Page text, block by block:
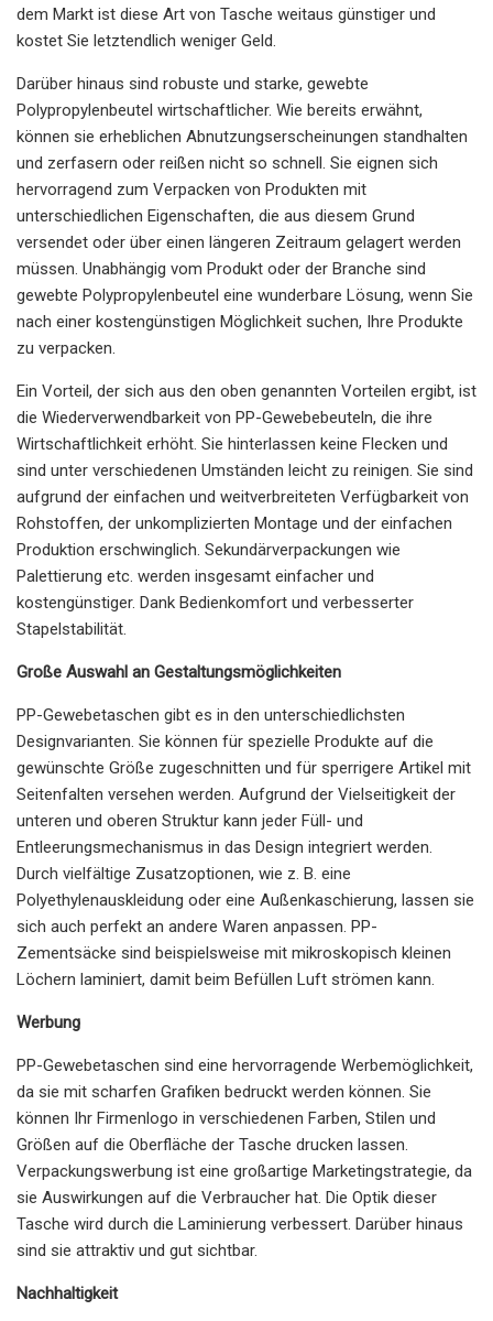
dem Markt ist diese Art von Tasche weitaus günstiger und
kostet Sie letztendlich weniger Geld.
Darüber hinaus sind robuste und starke, gewebte
Polypropylenbeutel wirtschaftlicher. Wie bereits erwähnt,
können sie erheblichen Abnutzungserscheinungen standhalten
und zerfasern oder reißen nicht so schnell. Sie eignen sich
hervorragend zum Verpacken von Produkten mit
unterschiedlichen Eigenschaften, die aus diesem Grund
versendet oder über einen längeren Zeitraum gelagert werden
müssen. Unabhängig vom Produkt oder der Branche sind
gewebte Polypropylenbeutel eine wunderbare Lösung, wenn Sie
nach einer kostengünstigen Möglichkeit suchen, Ihre Produkte
zu verpacken.
Ein Vorteil, der sich aus den oben genannten Vorteilen ergibt, ist
die Wiederverwendbarkeit von PP-Gewebebeuteln, die ihre
Wirtschaftlichkeit erhöht. Sie hinterlassen keine Flecken und
sind unter verschiedenen Umständen leicht zu reinigen. Sie sind
aufgrund der einfachen und weitverbreiteten Verfügbarkeit von
Rohstoffen, der unkomplizierten Montage und der einfachen
Produktion erschwinglich. Sekundärverpackungen wie
Palettierung etc. werden insgesamt einfacher und
kostengünstiger. Dank Bedienkomfort und verbesserter
Stapelstabilität.
Große Auswahl an Gestaltungsmöglichkeiten
PP-Gewebetaschen gibt es in den unterschiedlichsten
Designvarianten. Sie können für spezielle Produkte auf die
gewünschte Größe zugeschnitten und für sperrigere Artikel mit
Seitenfalten versehen werden. Aufgrund der Vielseitigkeit der
unteren und oberen Struktur kann jeder Füll- und
Entleerungsmechanismus in das Design integriert werden.
Durch vielfältige Zusatzoptionen, wie z. B. eine
Polyethylenauskleidung oder eine Außenkaschierung, lassen sie
sich auch perfekt an andere Waren anpassen. PP-
Zementsäcke sind beispielsweise mit mikroskopisch kleinen
Löchern laminiert, damit beim Befüllen Luft strömen kann.
Werbung
PP-Gewebetaschen sind eine hervorragende Werbemöglichkeit,
da sie mit scharfen Grafiken bedruckt werden können. Sie
können Ihr Firmenlogo in verschiedenen Farben, Stilen und
Größen auf die Oberfläche der Tasche drucken lassen.
Verpackungswerbung ist eine großartige Marketingstrategie, da
sie Auswirkungen auf die Verbraucher hat. Die Optik dieser
Tasche wird durch die Laminierung verbessert. Darüber hinaus
sind sie attraktiv und gut sichtbar.
Nachhaltigkeit